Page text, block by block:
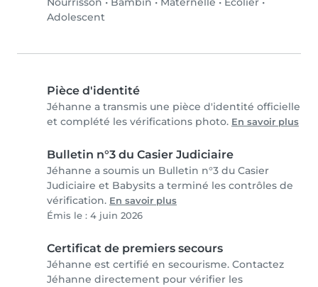
Adolescent
Pièce d'identité
Jéhanne a transmis une pièce d'identité officielle
et complété les vérifications photo. En savoir plus
Bulletin n°3 du Casier Judiciaire
Jéhanne a soumis un Bulletin n°3 du Casier
Judiciaire et Babysits a terminé les contrôles de
vérification. En savoir plus
Émis le : 4 juin 2026
Certificat de premiers secours
Jéhanne est certifié en secourisme. Contactez
Jéhanne directement pour vérifier les